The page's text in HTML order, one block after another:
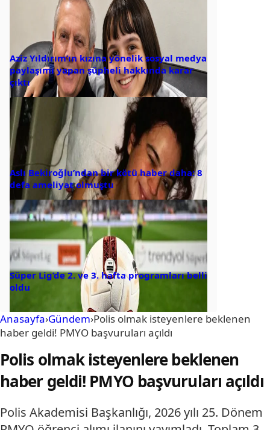
Aziz Yıldırım’ın kızına yönelik sosyal medya
paylaşımı yapan şüpheli hakkında karar
çıktı
Aslı Bekiroğlu’ndan bir kötü haber daha: 8
defa ameliyat olmuştu
Süper Lig’de 2. ve 3. hafta programları belli
oldu
Anasayfa›Gündem›Polis olmak isteyenlere beklenen
haber geldi! PMYO başvuruları açıldı
Polis olmak isteyenlere beklenen
haber geldi! PMYO başvuruları açıldı
Polis Akademisi Başkanlığı, 2026 yılı 25. Dönem